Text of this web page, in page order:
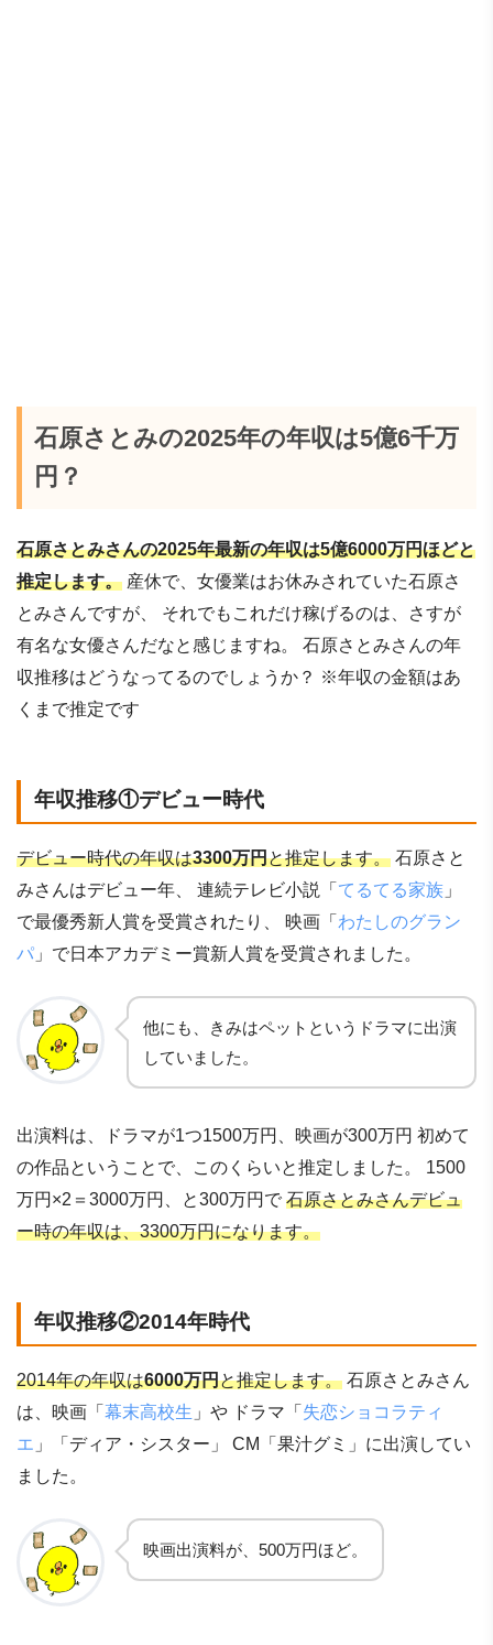
石原さとみの2025年の年収は5億6千万
円？
石原さとみさんの2025年最新の年収は5億6000万円ほどと
推定します。 産休で、女優業はお休みされていた石原さ
とみさんですが、 それでもこれだけ稼げるのは、さすが
有名な女優さんだなと感じますね。 石原さとみさんの年
収推移はどうなってるのでしょうか？ ※年収の金額はあ
くまで推定です
年収推移①デビュー時代
デビュー時代の年収は3300万円と推定します。 石原さと
みさんはデビュー年、 連続テレビ小説「 てるてる家族 」
で最優秀新人賞を受賞されたり、 映画「 わたしのグラン
パ 」で日本アカデミー賞新人賞を受賞されました。
他にも、きみはペットというドラマに出演
していました。
出演料は、ドラマが1つ1500万円、映画が300万円 初めて
の作品ということで、このくらいと推定しました。 1500
万円×2＝3000万円、と300万円で 石原さとみさんデビュ
ー時の年収は、3300万円になります。
年収推移②2014年時代
2014年の年収は6000万円と推定します。 石原さとみさん
は、映画「 幕末高校生 」や ドラマ「 失恋ショコラティ
エ 」「ディア・シスター」 CM「果汁グミ」に出演してい
ました。
映画出演料が、500万円ほど。